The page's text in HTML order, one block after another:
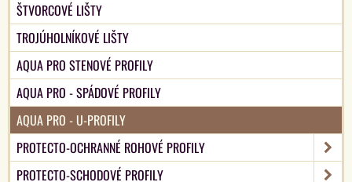
ŠTVORCOVÉ LIŠTY
TROJÚHOLNÍKOVÉ LIŠTY
AQUA PRO STENOVÉ PROFILY
AQUA PRO - SPÁDOVÉ PROFILY
AQUA PRO - U-PROFILY
PROTECTO-OCHRANNÉ ROHOVÉ PROFILY
PROTECTO-SCHODOVÉ PROFILY